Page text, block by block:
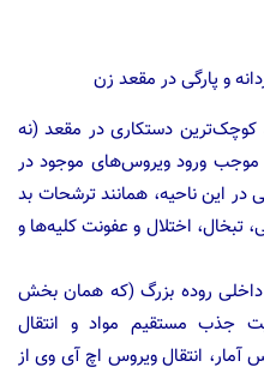
و پارگی در مقعد زن
کوچک‌ترین دستکاری در مقعد (نه
ورود ویروس‌های موجود در
در این ناحیه، همانند ترشحات بد
تبخال، اختلال و عفونت کلیه‌ها و
داخلی روده بزرگ (که همان بخش
جذب مستقیم مواد و انتقال
انتقال ویروس اچ آی وی از